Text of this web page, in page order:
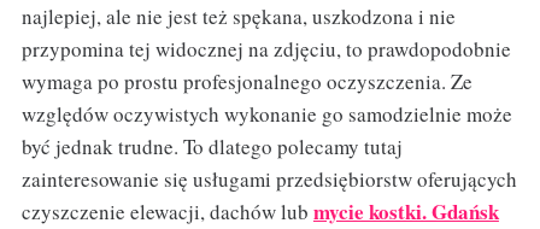
najlepiej, ale nie jest też spękana, uszkodzona i nie
przypomina tej widocznej na zdjęciu, to prawdopodobnie
wymaga po prostu profesjonalnego oczyszczenia. Ze
względów oczywistych wykonanie go samodzielnie może
być jednak trudne. To dlatego polecamy tutaj
zainteresowanie się usługami przedsiębiorstw oferujących
czyszczenie elewacji, dachów lub mycie kostki. Gdańsk